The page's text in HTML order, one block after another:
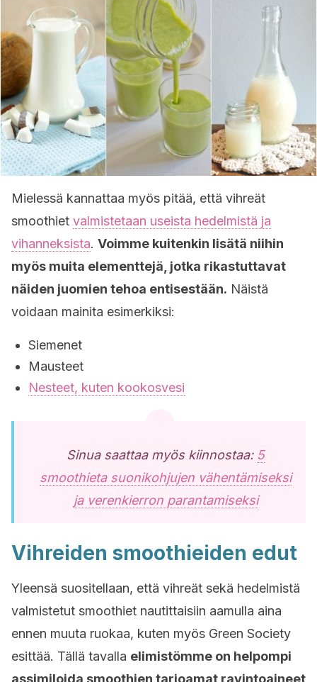
Mielessä kannattaa myös pitää, että vihreät
smoothiet valmistetaan useista hedelmistä ja
vihanneksista. Voimme kuitenkin lisätä niihin
myös muita elementtejä, jotka rikastuttavat
näiden juomien tehoa entisestään. Näistä
voidaan mainita esimerkiksi:
Siemenet
Mausteet
Nesteet, kuten kookosvesi
Sinua saattaa myös kiinnostaa: 5
smoothieta suonikohjujen vähentämiseksi
ja verenkierron parantamiseksi
Vihreiden smoothieiden edut
Yleensä suositellaan, että vihreät sekä hedelmistä
valmistetut smoothiet nautittaisiin aamulla aina
ennen muuta ruokaa, kuten myös Green Society
esittää. Tällä tavalla elimistömme on helpompi
assimiloida smoothien tarjoamat ravintoaineet